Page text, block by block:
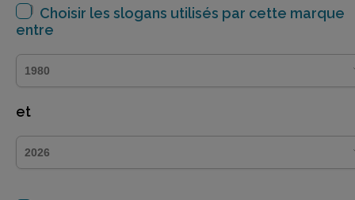
Choisir les slogans utilisés par cette marque
entre
et